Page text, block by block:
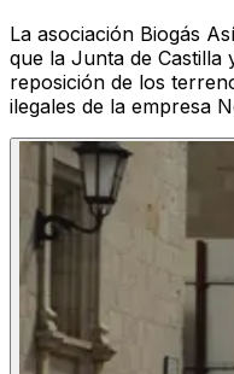
La asociación Biogás
que la Junta de Castilla
reposición de los
ilegales de la empresa